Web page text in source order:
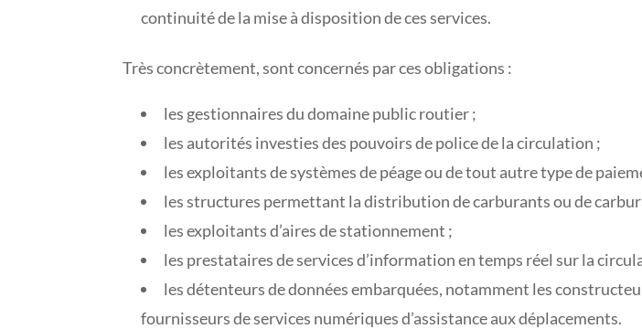
continuité de la mise à disposition de ces services.
Très concrètement, sont concernés par ces obligations :
les gestionnaires du domaine public routier ;
les autorités investies des pouvoirs de police de la circulation ;
les exploitants de systèmes de péage ou de tout autre type de
les structures permettant la distribution de carburants ou de
les exploitants d’aires de stationnement ;
les prestataires de services d’information en temps réel sur la
les détenteurs de données embarquées, notamment les
fournisseurs de services numériques d’assistance aux déplacements.